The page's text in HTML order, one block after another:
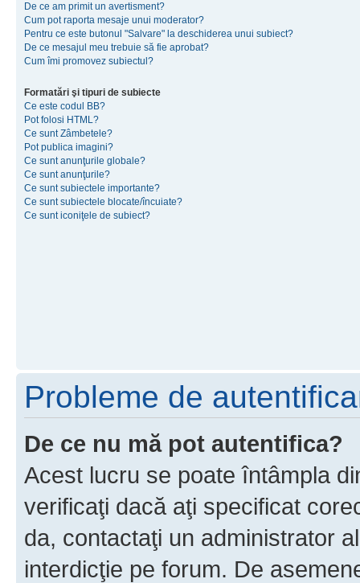
De ce am primit un avertisment?
Cum pot raporta mesaje unui moderator?
Pentru ce este butonul "Salvare" la deschiderea unui subiect?
De ce mesajul meu trebuie să fie aprobat?
Cum îmi promovez subiectul?
Formatări şi tipuri de subiecte
Ce este codul BB?
Pot folosi HTML?
Ce sunt Zâmbetele?
Pot publica imagini?
Ce sunt anunţurile globale?
Ce sunt anunţurile?
Ce sunt subiectele importante?
Ce sunt subiectele blocate/încuiate?
Ce sunt iconiţele de subiect?
Probleme de
De ce nu mă pot autentifica?
Acest lucru se poate întâmpla
verificaţi dacă aţi specificat
da, contactaţi un administrator
interdicţie pe forum. De